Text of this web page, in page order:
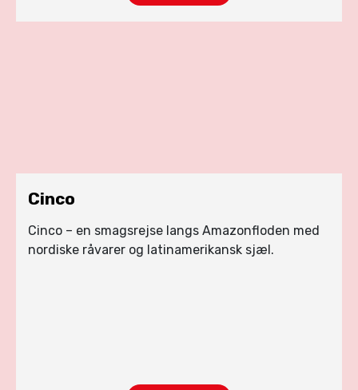
Cinco
Cinco – en smagsrejse langs Amazonfloden med
nordiske råvarer og latinamerikansk sjæl.